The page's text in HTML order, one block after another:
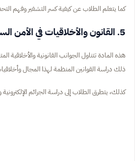
كما يتعلم الطلاب عن كيفية كسر التشفير وفهم
5. القانون والأخلاقيات في الأمن السيبراني:
هذه المادة تتناول الجوانب القانونية والأخلاقية
ذلك دراسة القوانين المنظمة لهذا المجال
كذلك، يتطرق الطلاب إلى دراسة الجرائم الإلكترونية